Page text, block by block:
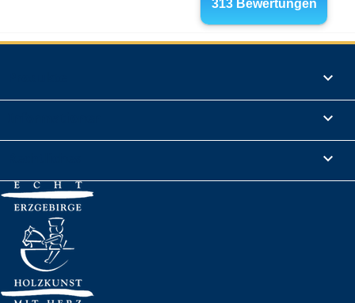


